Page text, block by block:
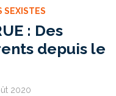
SEXISTES
: Des
depuis le
2020